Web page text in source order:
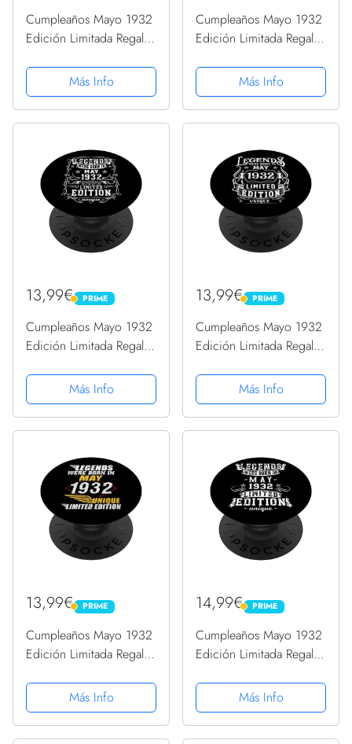
Cumpleaños Mayo 1932
Edición Limitada Regalo
PopGrip Intercambiable
Más Info
Cumpleaños Mayo 1932
Edición Limitada Regalo
PopGrip Intercambiable
Más Info
13,99€ PRIME
PRIME
Cumpleaños Mayo 1932
Edición Limitada Regalo
PopGrip Intercambiable
Más Info
13,99€ PRIME
PRIME
Cumpleaños Mayo 1932
Edición Limitada Regalo
PopGrip Intercambiable
Más Info
13,99€ PRIME
PRIME
Cumpleaños Mayo 1932
Edición Limitada Regalo
PopGrip Intercambiable
Más Info
14,99€ PRIME
PRIME
Cumpleaños Mayo 1932
Edición Limitada Regalo
PopGrip Intercambiable
Más Info